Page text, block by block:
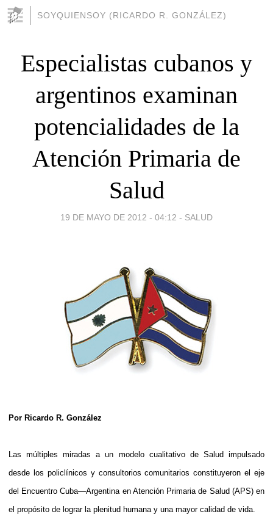
SOYQUIENSOY (RICARDO R. GONZÁLEZ)
Especialistas cubanos y
argentinos examinan
potencialidades de la
Atención Primaria de
Salud
19 DE MAYO DE 2012 - 04:12 - SALUD
Por Ricardo R. González
Las múltiples miradas a un modelo cualitativo de Salud impulsado
desde los policlínicos y consultorios comunitarios constituyeron el eje
del Encuentro Cuba—Argentina en Atención Primaria de Salud (APS) en
el propósito de lograr la plenitud humana y una mayor calidad de vida.